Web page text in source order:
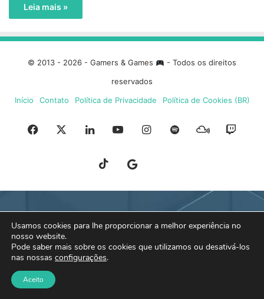
Leia mais »
© 2013 - 2026 - Gamers & Games
- Todos os direitos
reservados
Início
Contato Política de Privacidade Política de Cookies (BR)
Facebook LinkedinYouTubeInstagram
SpotifyMixcloud
TikTokGoogle
NewsSky
Usamos cookies para lhe proporcionar a melhor experiência no
nosso website.
Pode saber mais sobre os cookies que utilizamos ou desativá-los
nas nossas configurações.
Aceito